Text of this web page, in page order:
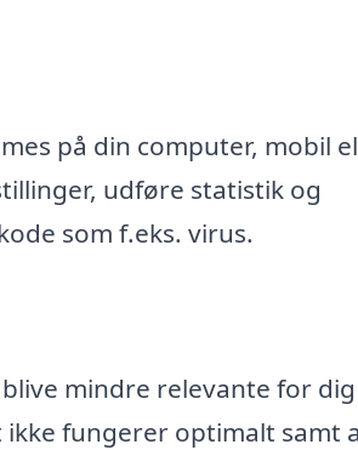
på din computer, mobil
udføre statistik og
som f.eks. virus.
mindre relevante for
fungerer optimalt samt